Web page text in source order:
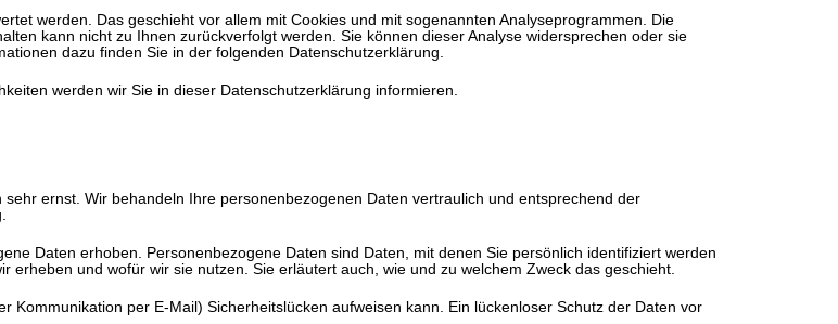
werden. Das geschieht vor allem mit Cookies und mit sogenannten Analyseprogrammen. Die
kann nicht zu Ihnen zurückverfolgt werden. Sie können dieser Analyse widersprechen oder sie
dazu finden Sie in der folgenden Datenschutzerklärung.
werden wir Sie in dieser Datenschutzerklärung informieren.
ernst. Wir behandeln Ihre personenbezogenen Daten vertraulich und entsprechend der
Daten erhoben. Personenbezogene Daten sind Daten, mit denen Sie persönlich identifiziert werden
und wofür wir sie nutzen. Sie erläutert auch, wie und zu welchem Zweck das geschieht.
per E-Mail) Sicherheitslücken aufweisen kann. Ein lückenloser Schutz der Daten vor